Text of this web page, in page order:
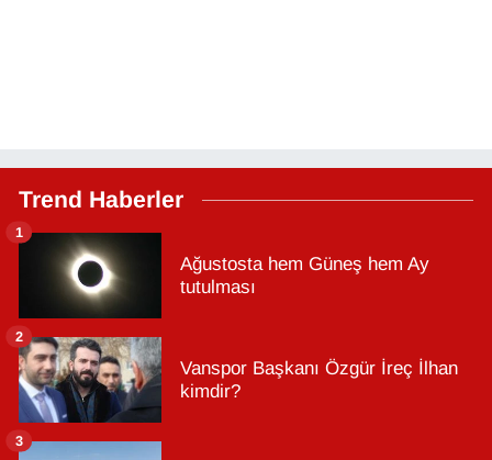
Trend Haberler
Ağustosta hem Güneş hem Ay
tutulması
1
Vanspor Başkanı Özgür İreç İlhan
kimdir?
2
3